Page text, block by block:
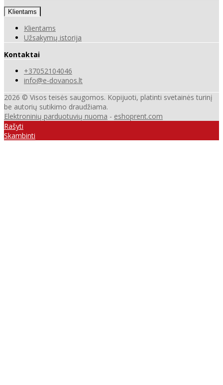
Klientams
Klientams
Užsakymų istorija
Kontaktai
+37052104046
info@e-dovanos.lt
2026 © Visos teisės saugomos. Kopijuoti, platinti svetainės turinį
be autorių sutikimo draudžiama.
Elektroninių parduotuvių nuoma - eshoprent.com
Rašyti
Skambinti